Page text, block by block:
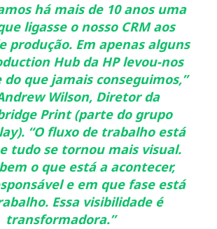
há mais de 10 anos uma
ligasse o nosso CRM aos
produção. Em apenas alguns
Hub da HP levou-nos
do que jamais conseguimos,”
Wilson, Diretor da
Print (parte do grupo
“O fluxo de trabalho está
tudo se tornou mais visual.
o que está a acontecer,
e em que fase está
Essa visibilidade é
transformadora.”